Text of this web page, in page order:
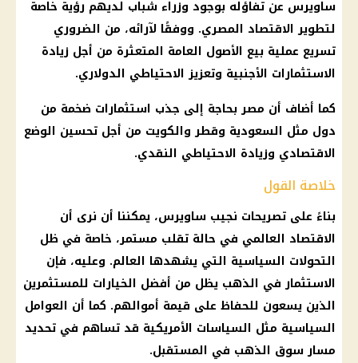
ساويرس عن تفاؤله بوجود وزراء شباب لديهم رؤية خاصة
لتطويرالاقتصاد المصري. ووفقًا لآرائه، من الضروري
تسريع عملية بيع الأصول العامة المتعثرة من أجل زيادة
الاستثمارات الأجنبية وتعزيز الاحتياطي الدولاري.
كما أضاف أن مصر بحاجة إلى جذب استثمارات ضخمة من
دول مثل السعودية وقطر والكويت من أجل تحسين الوضع
الاقتصادي وزيادة الاحتياطي النقدي.
خلاصة القول
بناءً على تصريحات نجيب ساويرس، يمكننا أن نرى أن
الاقتصاد العالمي في حالة تقلب مستمر، خاصة في ظل
التحولات السياسية التي يشهدها العالم. وعليه، فإن
الاستثمار في الذهب يظل من أفضل الخيارات للمستثمرين
الذين يسعون للحفاظ على قيمة أموالهم. كما أن العوامل
السياسية مثل السياسات الأمريكية قد تساهم في تحديد
مسارسوق الذهب في المستقبل.